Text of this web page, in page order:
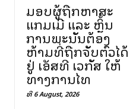
ມອບຜູ້ຖືກຫາສະ
ແກມເມີ ແລະ ຫຼິ້ນ
ການພະນັນຕ້ອງ
ຫ້າມທີ່ຖືກຈັບຕົວໄດ້
ຢູ່ ເອັສທີ ເວກັສ ໃຫ້
ທາງການໄທ
ທີ 6 August, 2026